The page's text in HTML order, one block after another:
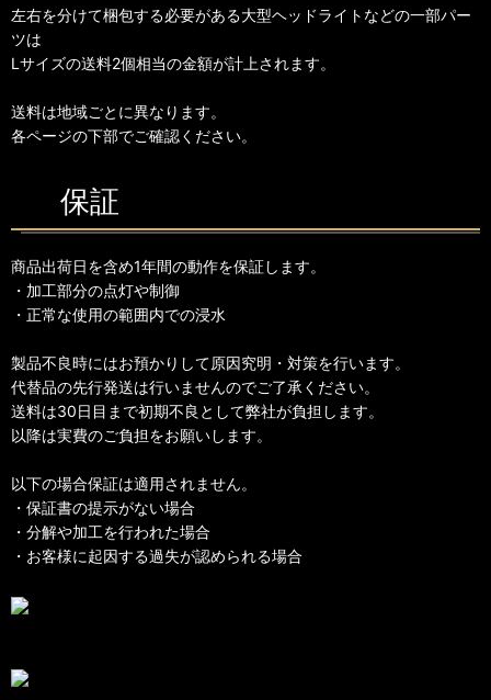
左右を分けて梱包する必要がある大型ヘッドライトなどの一部パー
ツは
Lサイズの送料2個相当の金額が計上されます。
送料は地域ごとに異なります。
各ページの下部でご確認ください。
保証
商品出荷日を含め1年間の動作を保証します。
・加工部分の点灯や制御
・正常な使用の範囲内での浸水
製品不良時にはお預かりして原因究明・対策を行います。
代替品の先行発送は行いませんのでご了承ください。
送料は30日目まで初期不良として弊社が負担します。
以降は実費のご負担をお願いします。
以下の場合保証は適用されません。
・保証書の提示がない場合
・分解や加工を行われた場合
・お客様に起因する過失が認められる場合